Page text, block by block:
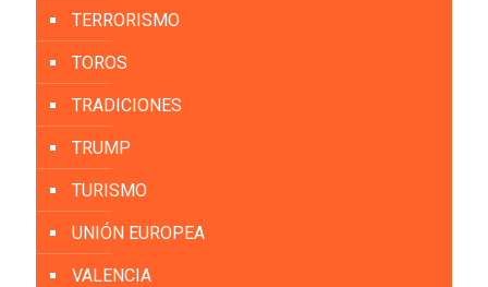
TERRORISMO
TOROS
TRADICIONES
TRUMP
TURISMO
UNIÓN EUROPEA
VALENCIA